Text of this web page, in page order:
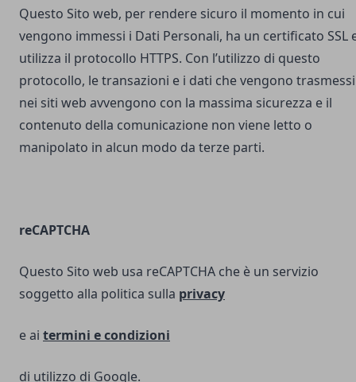
Questo Sito web, per rendere sicuro il momento in cui
vengono immessi i Dati Personali, ha un certificato SSL
utilizza il protocollo HTTPS. Con l’utilizzo di questo
protocollo, le transazioni e i dati che vengono trasmessi
nei siti web avvengono con la massima sicurezza e il
contenuto della comunicazione non viene letto o
manipolato in alcun modo da terze parti.
reCAPTCHA
Questo Sito web usa reCAPTCHA che è un servizio
soggetto alla politica sulla privacy
e ai termini econdizioni
di utilizzo di Google.